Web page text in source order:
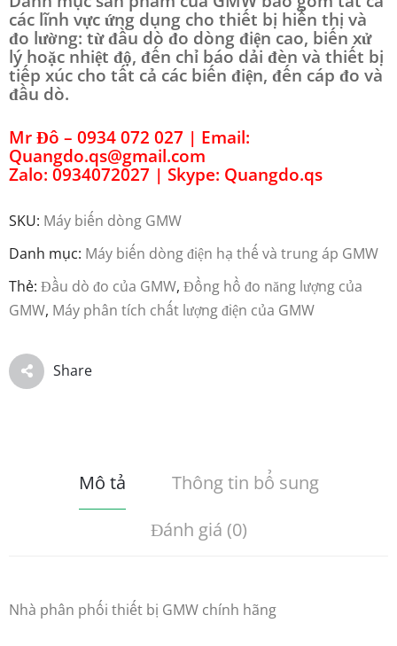
các lĩnh vực ứng dụng cho thiết bị hiển thị và
đo lường: từ đầu dò đo dòng điện cao, biến xử
lý hoặc nhiệt độ, đến chỉ báo dải đèn và thiết bị
tiếp xúc cho tất cả các biến điện, đến cáp đo và
đầu dò.
Mr Đô – 0934 072 027 | Email:
Quangdo.qs@gmail.com
Zalo: 0934072027 | Skype: Quangdo.qs
SKU: Máy biến dòng GMW
Danh mục: Máy biến dòng điện hạ thế và trung áp GMW
Thẻ: Đầu dò đo của GMW, Đồng hồ đo năng lượng của
GMW, Máy phân tích chất lượng điện của GMW
Share
Mô tả
Thông tin bổ sung
Đánh giá (0)
Nhà phân phối thiết bị GMW chính hãng